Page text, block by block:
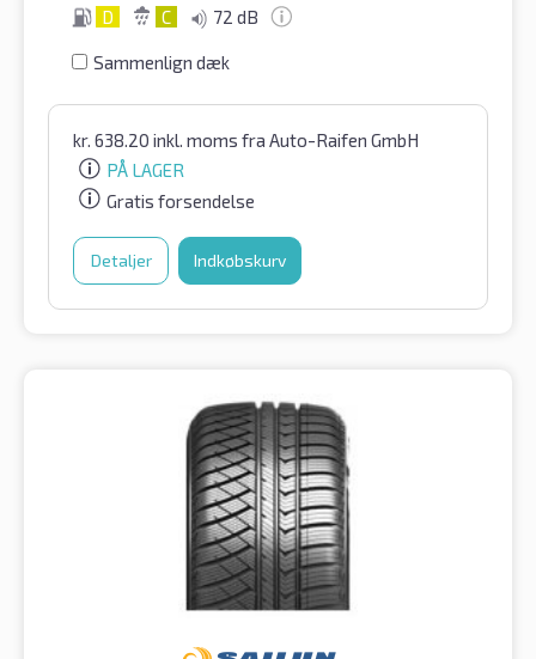
D C 72 dB
Sammenlign dæk
kr. 638.20 inkl. moms fra Auto-Raifen GmbH
PÅ LAGER
Gratis forsendelse
Detaljer Indkøbskurv